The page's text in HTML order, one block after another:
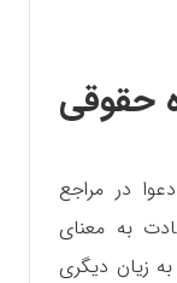
حقوقی
در مراجع
به معنای
زیان دیگری